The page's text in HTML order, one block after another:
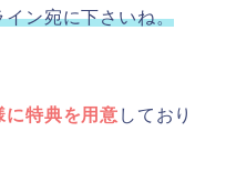
ン宛に下さいね。
に特典を用意 しており